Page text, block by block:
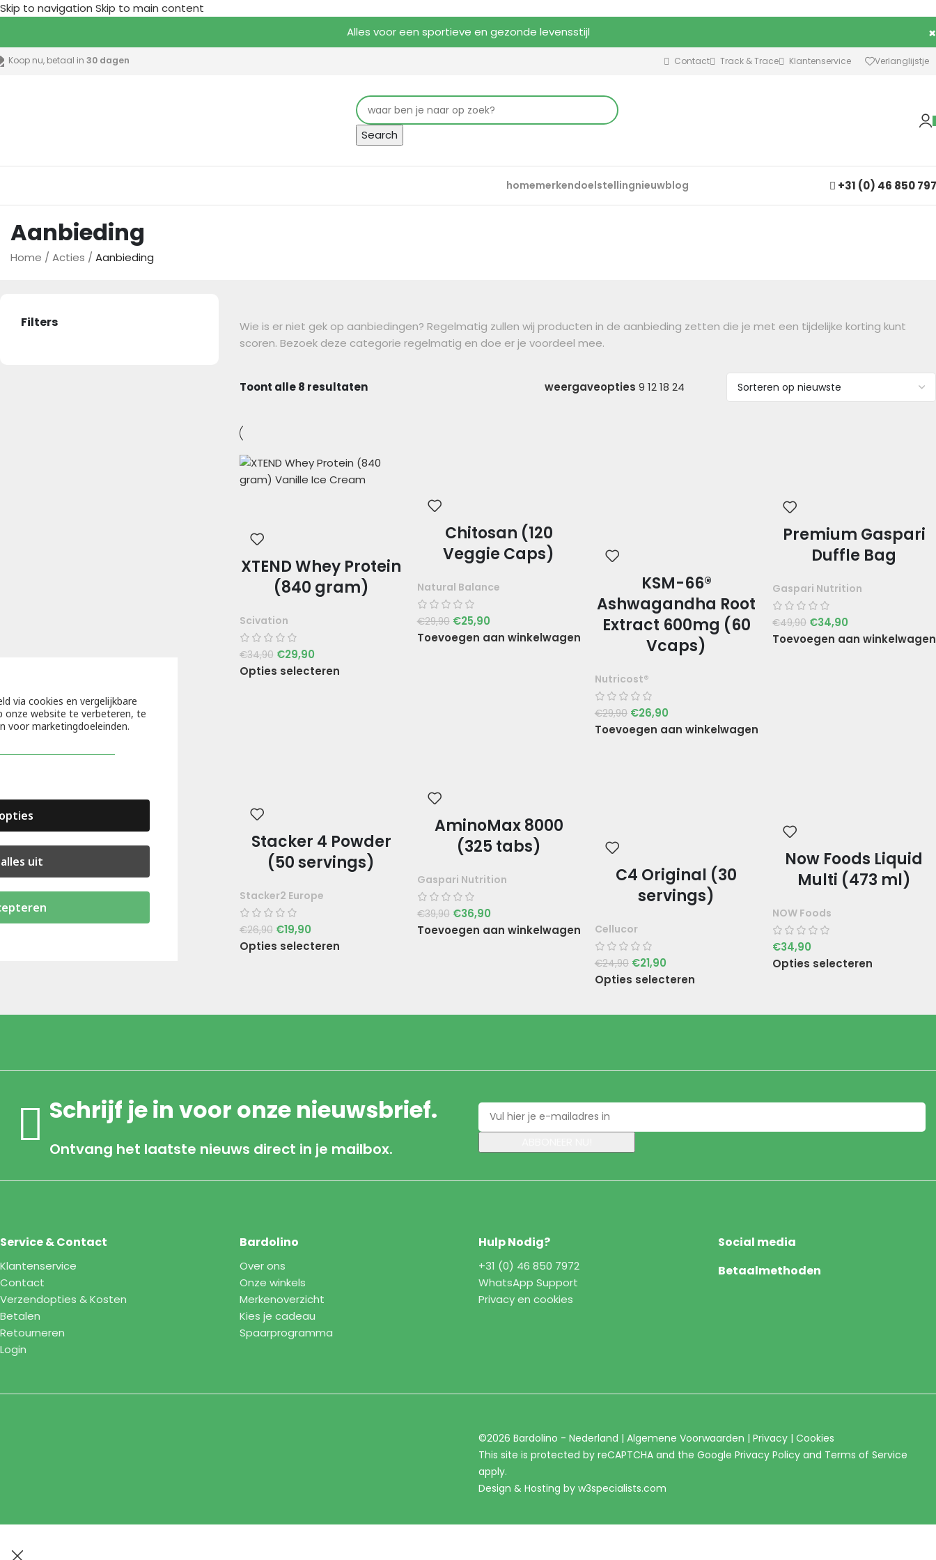
Skip to navigation Skip to main content
Alles voor een sportieve en gezonde levensstijl
×
Koop nu, betaal in 30 dagen Contact Track & Trace Klantenservice Verlanglijstje
Search
homemerkendoelstellingnieuwblog +31 (0) 46 850
Aanbieding
Home / Acties / Aanbieding
Filters
Wie is er niet gek op aanbiedingen? Regelmatig zullen wij producten in de aanbieding zetten die je met een tijdelijke korting kunt
scoren. Bezoek deze categorie regelmatig en doe er je voordeel mee.
Toont alle 8 resultaten weergaveopties 9 1218 24
XTEND Whey Protein
(840 gram)
Scivation
€34,90 €29,90
Opties selecteren
Chitosan (120
Veggie Caps)
Natural Balance
€29,90 €25,90
Toevoegen aan winkelwagen
KSM-66®
Ashwagandha Root
Extract 600mg (60
Vcaps)
Nutricost®
€29,90 €26,90
Toevoegen aan winkelwagen
Premium Gaspari
Duffle Bag
Gaspari Nutrition
€49,90 €34,90
Toevoegen aan winkelwagen
Stacker 4 Powder
(50 servings)
Stacker2 Europe
€26,90 €19,90
Opties selecteren
AminoMax 8000
(325 tabs)
Gaspari Nutrition
€39,90 €36,90
Toevoegen aan winkelwagen
C4 Original (30
servings)
Cellucor
€24,90 €21,90
Opties selecteren
Now Foods Liquid
Multi (473 ml)
NOW Foods
€34,90
Opties selecteren
Schrijf je in voor onze nieuwsbrief.
Ontvang het laatste nieuws direct in je mailbox.
Service & Contact
Klantenservice
Contact
Verzendopties & Kosten
Betalen
Retourneren
Login
Bardolino
Over ons
Onze winkels
Merkenoverzicht
Kies je cadeau
Spaarprogramma
Hulp Nodig?
+31 (0) 46 850 7972
WhatsApp Support
Privacy en cookies
Social media
Betaalmethoden
©2026 Bardolino - Nederland | Algemene Voorwaarden | Privacy | Cookies
This site is protected by reCAPTCHA and the Google Privacy Policy and Terms of Service
apply.
Design & Hosting by w3specialists.com
via cookies en vergelijkbare
onze website te verbeteren, te
voor marketingdoeleinden.
uit